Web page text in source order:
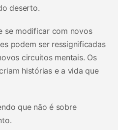
deserto.
se modificar com novos
podem ser ressignificadas
circuitos mentais. Os
histórias e a vida que
que não é sobre